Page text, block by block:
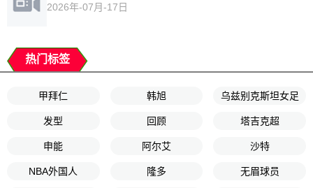
2026年-07月-17日
热门标签
甲拜仁 韩旭 乌兹别克斯坦女足
发型 回顾 塔吉克超
申能 阿尔艾 沙特
NBA外国人 隆多 无眉球员